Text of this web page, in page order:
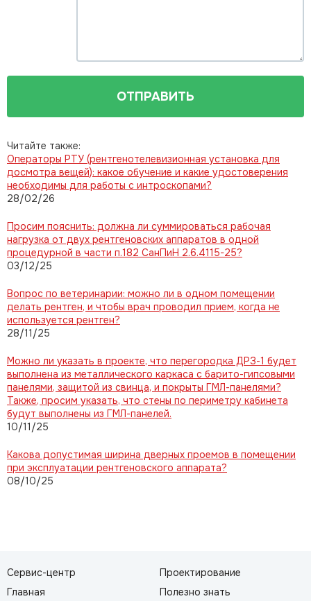
ОТПРАВИТЬ
Читайте также:
Операторы РТУ (рентгенотелевизионная установка для
досмотра вещей): какое обучение и какие удостоверения
необходимы для работы с интроскопами?
28/02/26
Просим пояснить: должна ли суммироваться рабочая
нагрузка от двух рентгеновских аппаратов в одной
процедурной в части п.182 СанПиН 2.6.4115-25?
03/12/25
Вопрос по ветеринарии: можно ли в одном помещении
делать рентген, и чтобы врач проводил прием, когда не
используется рентген?
28/11/25
Можно ли указать в проекте, что перегородка ДРЗ-1 будет
выполнена из металлического каркаса с барито-гипсовыми
панелями, защитой из свинца, и покрыты ГМЛ-панелями?
Также, просим указать, что стены по периметру кабинета
будут выполнены из ГМЛ-панелей.
10/11/25
Какова допустимая ширина дверных проемов в помещении
при эксплуатации рентгеновского аппарата?
08/10/25
Сервис-центр
Главная
Проектирование
Полезно знать